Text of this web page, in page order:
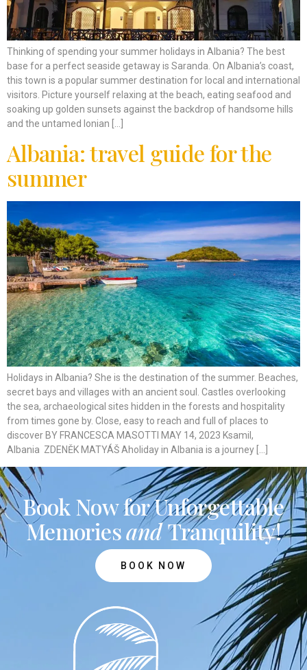
Thinking of spending your summer holidays in Albania? The best
base for a perfect seaside getaway is Saranda. On Albania’s coast,
this town is a popular summer destination for local and international
visitors. Picture yourself relaxing at the beach, eating seafood and
soaking up golden sunsets against the backdrop of handsome hills
and the untamed Ionian […]
Albania: travel guide for the
summer
Holidays in Albania? She is the destination of the summer. Beaches,
secret bays and villages with an ancient soul. Castles overlooking
the sea, archaeological sites hidden in the forests and hospitality
from times gone by. Close, easy to reach and full of places to
discover BY FRANCESCA MASOTTI MAY 14, 2023 Ksamil,
Albania ZDENĚK MATYÁŠ Aholiday in Albania is a journey […]
Book Now for Unforgettable
MemoriesandTranquility!
BOOK NOW